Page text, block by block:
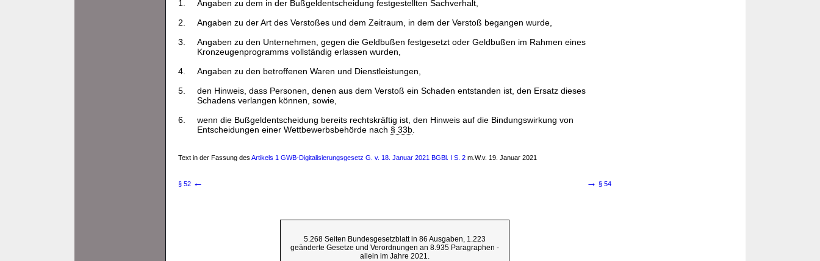
1.
Angaben zu dem in der Bußgeldentscheidung festgestellten Sachverhalt,
2.
Angaben zu der Art des Verstoßes und dem Zeitraum, in dem der Verstoß begangen wurde,
3.
Angaben zu den Unternehmen, gegen die Geldbußen festgesetzt oder Geldbußen im Rahmen eines
Kronzeugenprogramms vollständig erlassen wurden,
4.
Angaben zu den betroffenen Waren und Dienstleistungen,
5.
den Hinweis, dass Personen, denen aus dem Verstoß ein Schaden entstanden ist, den Ersatz dieses
Schadens verlangen können, sowie,
6.
wenn die Bußgeldentscheidung bereits rechtskräftig ist, den Hinweis auf die Bindungswirkung von
Entscheidungen einer Wettbewerbsbehörde nach § 33b.
Text in der Fassung des Artikels 1 GWB-Digitalisierungsgesetz G. v. 18. Januar 2021 BGBl. I S. 2 m.W.v. 19. Januar 2021
§ 52 ← → § 54
5.268 Seiten Bundesgesetzblatt in 86 Ausgaben, 1.223
geänderte Gesetze und Verordnungen an 8.935 Paragraphen -
allein im Jahre 2021.